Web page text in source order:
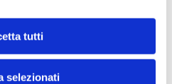
tutti
selezionati